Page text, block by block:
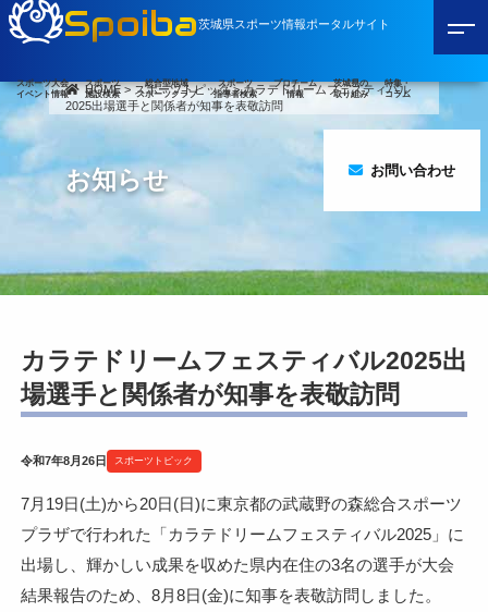
Spoiba茨城県スポーツ情報ポータルサイト
スポーツ大会
イベント情報
スポーツ
施設検索
総合型地域
スポーツクラブ
スポーツ
指導者検索
プロチーム
情報
茨城県の
取り組み
特集・
コラム
お問い合わせ
HOME>スポーツトピック>カラテドリームフェスティバル
2025出場選手と関係者が知事を表敬訪問
お知らせ
カラテドリームフェスティバル2025出
場選手と関係者が知事を表敬訪問
令和7年8月26日 スポーツトピック
7月19日(土)から20日(日)に東京都の武蔵野の森総合スポーツ
プラザで行われた「カラテドリームフェスティバル2025」に
出場し、輝かしい成果を収めた県内在住の3名の選手が大会
結果報告のため、8月8日(金)に知事を表敬訪問しました。